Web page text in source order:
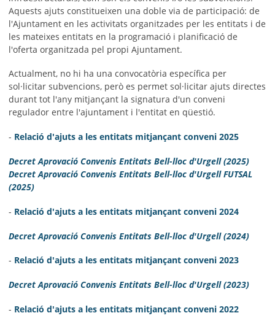
Aquests ajuts constitueixen una doble via de participació: de
l'Ajuntament en les activitats organitzades per les entitats i de
les mateixes entitats en la programació i planificació de
l'oferta organitzada pel propi Ajuntament.
Actualment, no hi ha una convocatòria específica per
sol·licitar subvencions, però es permet sol·licitar ajuts directes
durant tot l'any mitjançant la signatura d'un conveni
regulador entre l'ajuntament i l'entitat en qüestió.
- Relació d'ajuts a les entitats mitjançant conveni 2025
Decret Aprovació Convenis Entitats Bell-lloc d'Urgell (2025)
Decret Aprovació Convenis Entitats Bell-lloc d'Urgell FUTSAL
(2025)
- Relació d'ajuts a les entitats mitjançant conveni 2024
Decret Aprovació Convenis Entitats Bell-lloc d'Urgell (2024)
- Relació d'ajuts a les entitats mitjançant conveni 2023
Decret Aprovació Convenis Entitats Bell-lloc d'Urgell (2023)
- Relació d'ajuts a les entitats mitjançant conveni 2022